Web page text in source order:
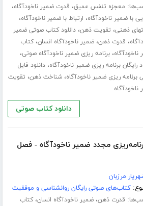
معجزه تنفس عمیق، قدرت ضمیر ناخودآگاه،
با ضمیر ناخودآگاه، ارتباط با ضمیر ناخودآگاه،
ذهنی، تقویت ذهن،دانلود کتاب صوتی ضمیر
، قدرت ذهن،ضمیر ناخودآگاه انسان،کتاب
ناخودآگاه،برنامه ریزی ضمیر ناخودآگاه صوتی،
رایگان برنامه ریزی ضمیر ناخودآگاه،دانلود فایل
برنامه ریزی ضمیر ناخودآگاه،شناخت ذهن، تقویت
ناخودآگاه
دانلود کتاب صوتی
مجدد ضمیر ناخودآگاه - فصل
مرزبان
کتاب‌های صوتی رایگان روانشناسی و موفقیت
قدرت ذهن،ضمیر ناخودآگاه انسان،کتاب